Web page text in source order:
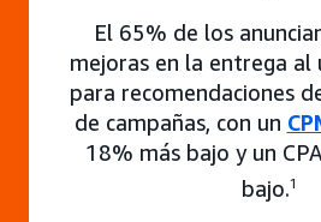
El 65% de los
mejoras en la entrega al
para recomendaciones
de campañas, con un
18% más bajo y un
bajo.1